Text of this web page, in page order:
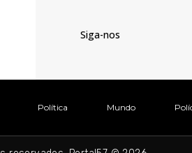
Siga-nos
Política Mundo